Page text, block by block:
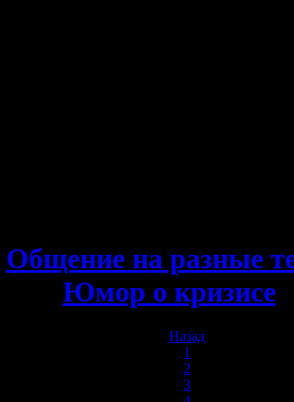
Общение на разные
Юмор о кризисе
Назад
1
2
3